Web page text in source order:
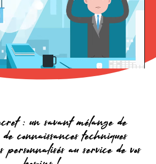
: un savant mélange de
connaissances techniques
personnalisés au service de vos